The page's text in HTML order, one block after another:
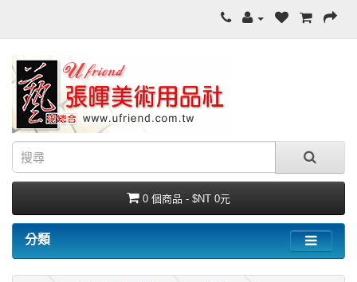
0 個商品 - $NT 0元
分類